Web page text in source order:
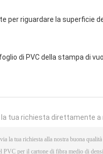
per riguardare la superficie
foglio di PVC della stampa di
la tua richiesta direttamente a